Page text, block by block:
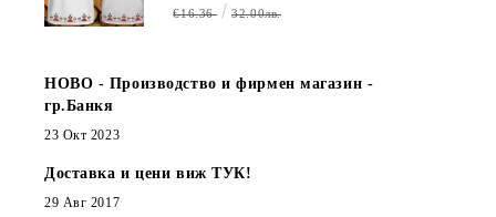
€16.36 32.00лв.
НОВО - Производство и фирмен магазин -
гр.Банкя
23 Окт 2023
Доставка и цени виж ТУК!
29 Авг 2017